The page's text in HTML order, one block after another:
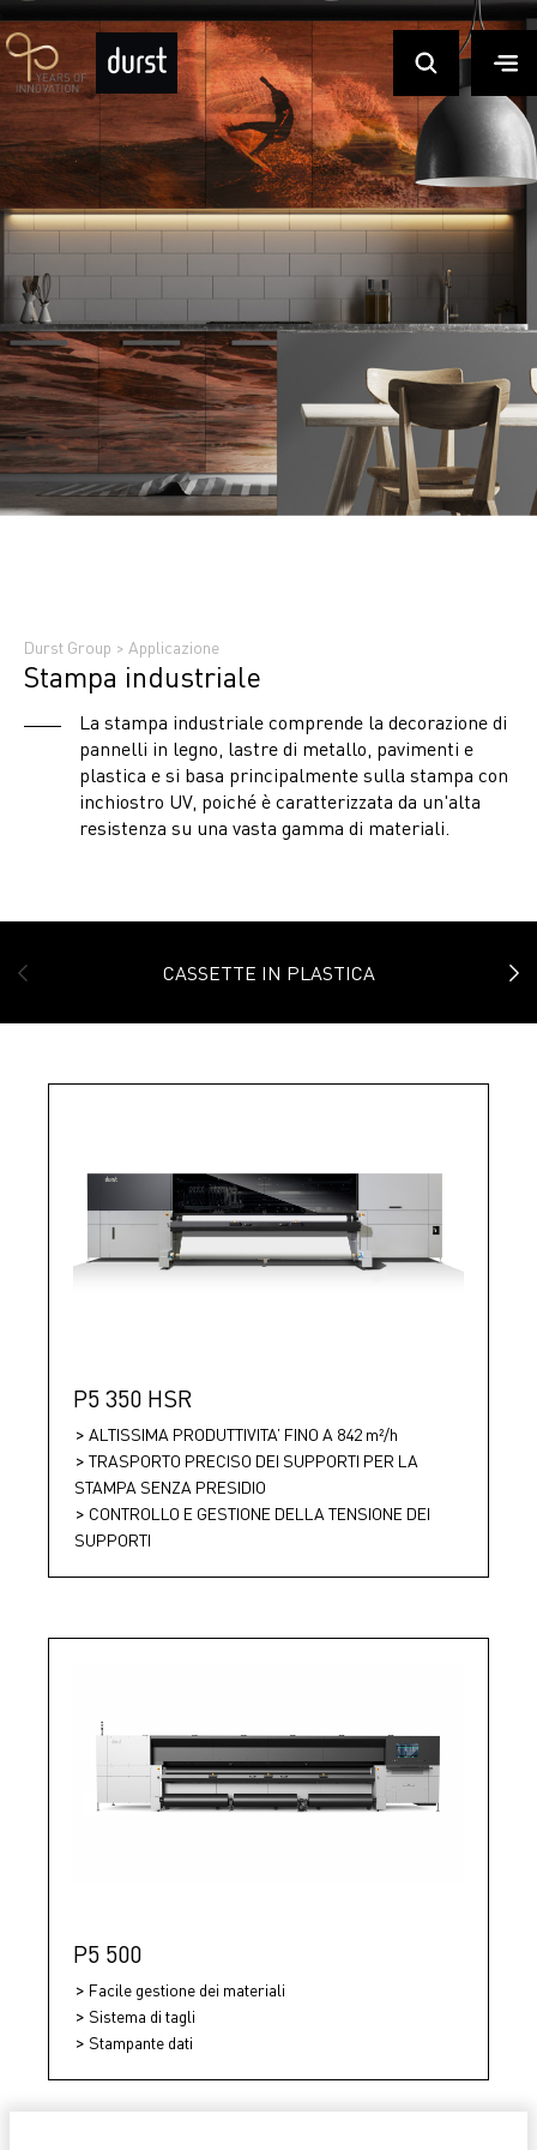
Durst Group > Applicazione
Stampa industriale
La stampa industriale comprende la decorazione di
pannelli in legno, lastre di metallo, pavimenti e
plastica e si basa principalmente sulla stampa con
inchiostro UV, poiché è caratterizzata da un'alta
resistenza su una vasta gamma di materiali.
CASSETTE IN PLASTICA
P5 350 HSR
ALTISSIMA PRODUTTIVITA’ FINO A 842 m²/h
TRASPORTO PRECISO DEI SUPPORTI PER LA
STAMPA SENZA PRESIDIO
CONTROLLO E GESTIONE DELLA TENSIONE DEI
SUPPORTI
P5 500
Facile gestione dei materiali
Sistema di tagli
Stampante dati